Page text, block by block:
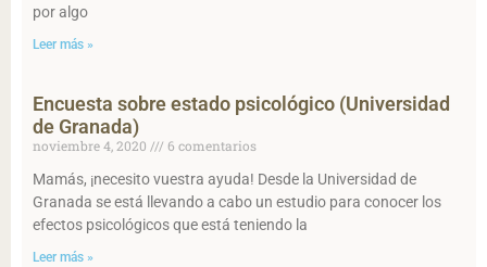
por algo
Leer más »
Encuesta sobre estado psicológico (Universidad
de Granada)
noviembre 4, 2020
6 comentarios
Mamás, ¡necesito vuestra ayuda! Desde la Universidad de
Granada se está llevando a cabo un estudio para conocer los
efectos psicológicos que está teniendo la
Leer más »